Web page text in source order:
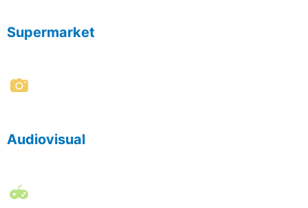
Supermarket
Audiovisual